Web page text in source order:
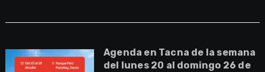
Agenda en Tacna de la semana
del lunes 20 al domingo 26 de